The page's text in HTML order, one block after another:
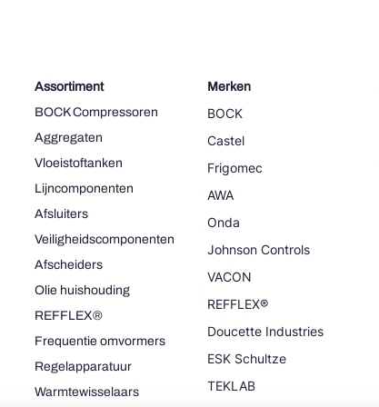
Assortiment
BOCK Compressoren
Aggregaten
Vloeistoftanken
Lijncomponenten
Afsluiters
Veiligheidscomponenten
Afscheiders
Olie huishouding
REFFLEX®
Frequentie omvormers
Regelapparatuur
Warmtewisselaars
Merken
BOCK
Castel
Frigomec
AWA
Onda
Johnson Controls
VACON
REFFLEX®
Doucette Industries
ESK Schultze
TEKLAB